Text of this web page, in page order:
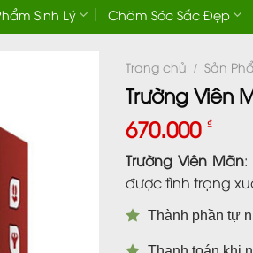
Sinh Lý Chăm Sóc Sắc Đẹp
Trang chủ / Sản
Trường Viên
670.000 ₫
Trường Viên Mãn:
được tình trạng
Thành phần tự